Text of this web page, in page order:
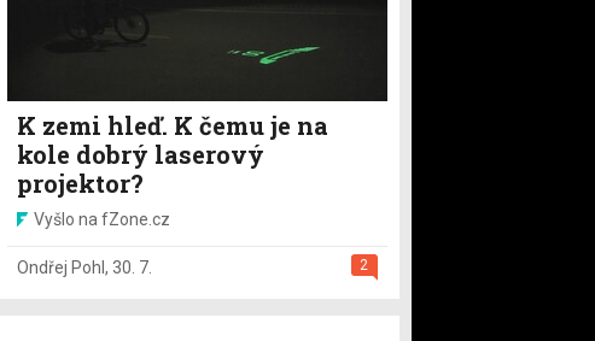
K zemi hleď. K čemu je na
kole dobrý laserový
projektor?
Vyšlo na fZone.cz
2
Ondřej Pohl , 30. 7.